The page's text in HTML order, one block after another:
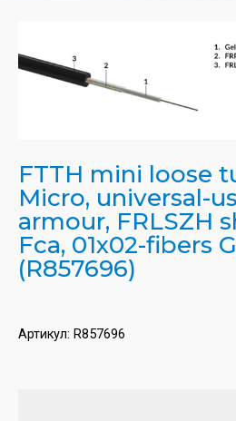
FTTH mini loose
Micro, universal-
armour, FRLSZH
Fca, 01x02-fibers
(R857696)
Артикул: R857696